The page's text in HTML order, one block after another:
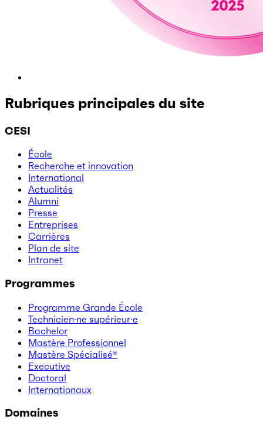
Rubriques principales du site
CESI
École
Recherche et innovation
International
Actualités
Alumni
Presse
Entreprises
Carrières
Plan de site
Intranet
Programmes
Programme Grande École
Technicien·ne supérieur·e
Bachelor
Mastère Professionnel
Mastère Spécialisé®
Executive
Doctoral
Internationaux
Domaines